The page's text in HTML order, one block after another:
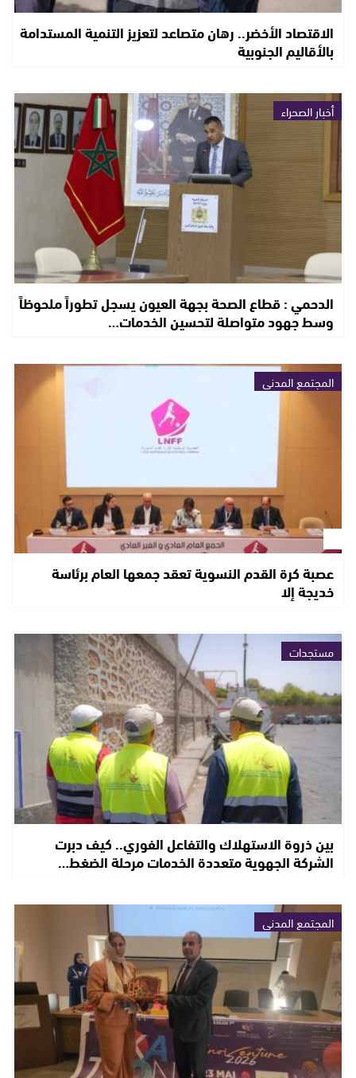
الاقتصاد الأخضر.. رهان متصاعد لتعزيز التنمية المستدامة
بالأقاليم الجنوبية
أخبار الصحراء
الدحمي : قطاع الصحة بجهة العيون يسجل تطوراً ملحوظاً
وسط جهود متواصلة لتحسين الخدمات…
المجتمع المدني
عصبة كرة القدم النسوية تعقد جمعها العام برئاسة
خديجة إلا
مستجدات
بين ذروة الاستهلاك والتفاعل الفوري.. كيف دبرت
الشركة الجهوية متعددة الخدمات مرحلة الضغط…
المجتمع المدني